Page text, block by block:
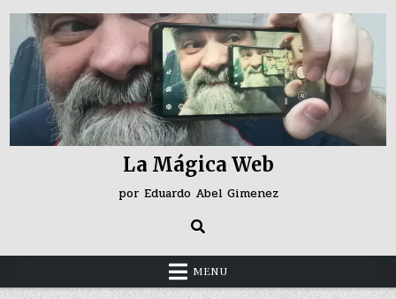
Skip
content
La Mágica Web
por Eduardo Abel Gimenez
MENU